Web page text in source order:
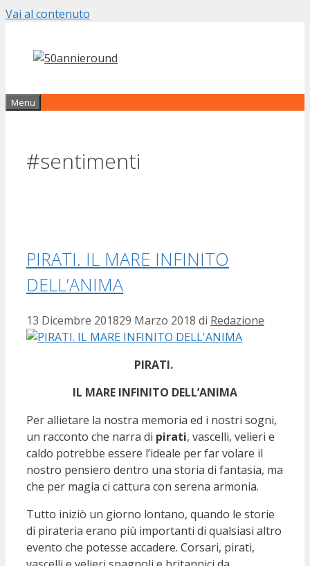
Vai al contenuto
Menu
#sentimenti
PIRATI. IL MARE INFINITO
DELL’ANIMA
13 Dicembre 201829 Marzo 2018 di Redazione
PIRATI.
IL MARE INFINITO DELL’ANIMA
Per allietare la nostra memoria ed i nostri sogni,
un racconto che narra di pirati, vascelli, velieri e
caldo potrebbe essere l’ideale per far volare il
nostro pensiero dentro una storia di fantasia, ma
che per magia ci cattura con serena armonia.
Tutto iniziò un giorno lontano, quando le storie
di pirateria erano più importanti di qualsiasi altro
evento che potesse accadere. Corsari, pirati,